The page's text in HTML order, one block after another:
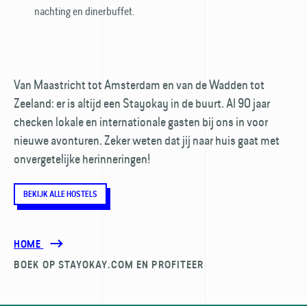
nachting en dinerbuffet.
Van Maastricht tot Amsterdam en van de Wadden tot
Zeeland: er is altijd een Stayokay in de buurt. Al 90 jaar
checken lokale en internationale gasten bij ons in voor
nieuwe avonturen. Zeker weten dat jij naar huis gaat met
onvergetelijke herinneringen!
BEKIJK ALLE HOSTELS
HOME
BOEK OP STAYOKAY.COM EN PROFITEER